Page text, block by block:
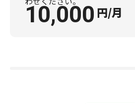
10,000 円/月